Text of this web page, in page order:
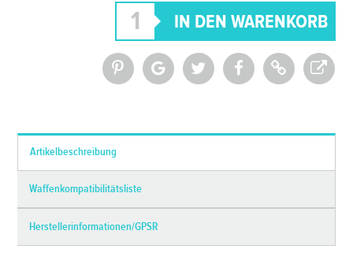
Artikelbeschreibung
Waffenkompatibilitätsliste
Herstellerinformationen/GPSR